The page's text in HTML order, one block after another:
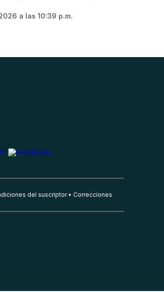
a las 10:39 p.m.
del suscriptor Correcciones